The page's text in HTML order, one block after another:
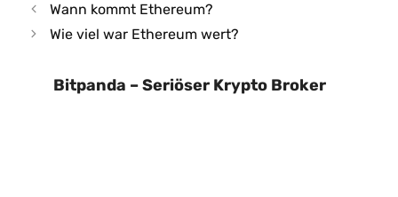
Wann kommt Ethereum?
Wie viel war Ethereum wert?
Bitpanda – Seriöser Krypto Broker